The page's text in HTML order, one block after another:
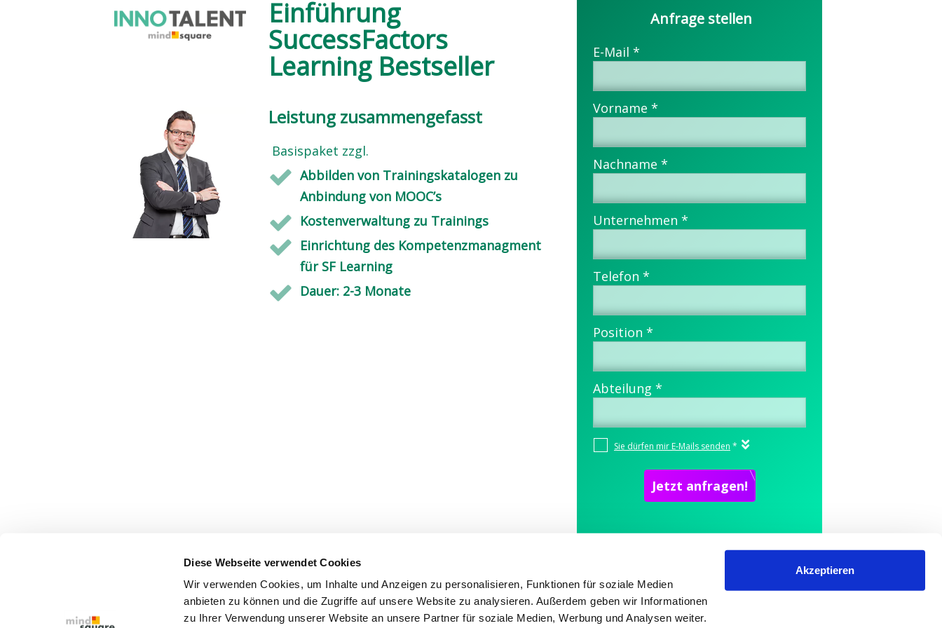
Diese Webseite verwendet Cookies
Wir verwenden Cookies, um Inhalte und Anzeigen zu personalisieren, Funktionen für soziale Medien
anbieten zu können und die Zugriffe auf unsere Website zu analysieren. Außerdem geben wir Informationen
zu Ihrer Verwendung unserer Website an unsere Partner für soziale Medien, Werbung und Analysen weiter.
Akzeptieren
Anfrage stellen
Einführung
SuccessFactors
Learning Bestseller
Leistung zusammengefasst
Basispaket zzgl.
Abbilden von Trainingskatalogen zu
Anbindung von MOOC’s
Kostenverwaltung zu Trainings
Einrichtung des Kompetenzmanagment
für SF Learning
Dauer: 2-3 Monate
© copyright 2026 Innotalent mindsquare AG